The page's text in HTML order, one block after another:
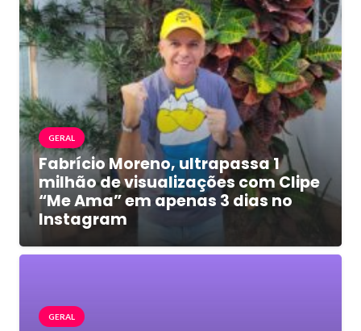
GERAL
Fabrício Moreno, ultrapassa 1
milhão de visualizações com Clipe
“Me Ama” em apenas 3 dias no
Instagram
GERAL